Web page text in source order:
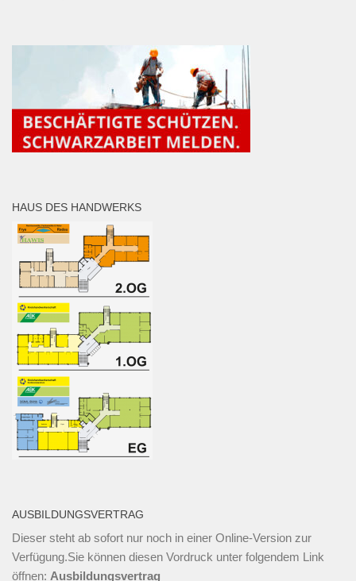
HAUS DES HANDWERKS
AUSBILDUNGSVERTRAG
Dieser steht ab sofort nur noch in einer Online-Version zur
Verfügung.Sie können diesen Vordruck unter folgendem Link
öffnen: Ausbildungsvertrag